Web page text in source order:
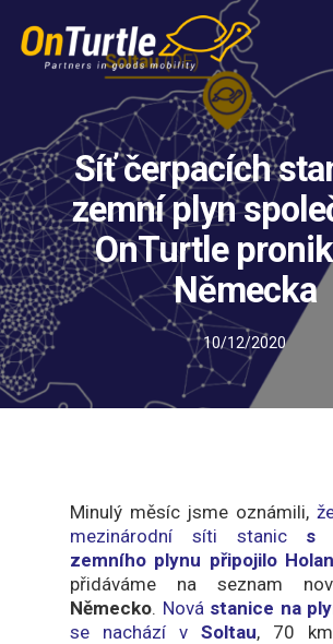
main
Síť čerpacích
zemní plyn
OnTurtle
Německa
10/12/2020
Minulý měsíc jsme oznámili,
mezinárodní síti stanic s
zemního plynu připojilo
přidáváme na seznam
Německo. Nová stanice na
se nachází v Soltau, 70